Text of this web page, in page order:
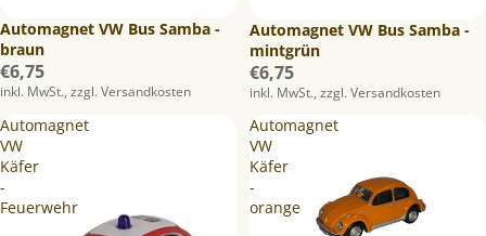
Automagnet VW Bus Samba -
braun
€6,75
inkl. MwSt., zzgl. Versandkosten
Automagnet VW Bus Samba -
mintgrün
€6,75
inkl. MwSt., zzgl. Versandkosten
Automagnet
VW
Käfer
-
Feuerwehr
Automagnet
VW
Käfer
-
orange